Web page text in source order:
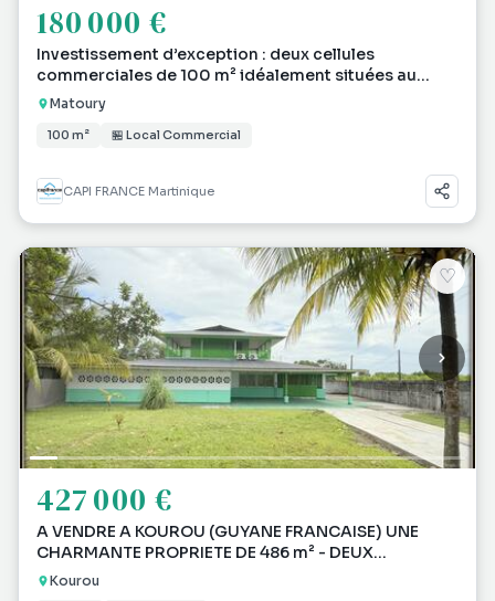
180 000 €
Investissement d’exception : deux cellules
commerciales de 100 m² idéalement situées au
cœur de Fami
Matoury
100 m² 🏪 Local Commercial
CAPI FRANCE Martinique
♡
427 000 €
A VENDRE A KOUROU (GUYANE FRANCAISE) UNE
CHARMANTE PROPRIETE DE 486 m² - DEUX
APPARTEMENTS T3 - UN S
Kourou